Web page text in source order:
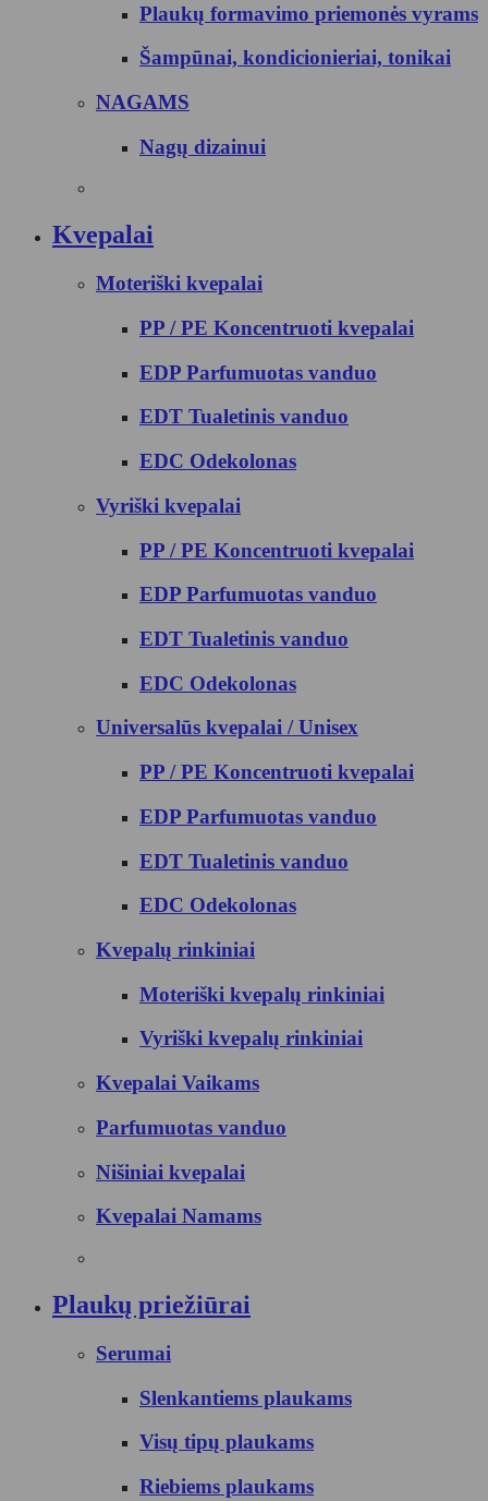
Plaukų formavimo priemonės vyrams
Šampūnai, kondicionieriai, tonikai
NAGAMS
Nagų dizainui
Kvepalai
Moteriški kvepalai
PP / PE Koncentruoti kvepalai
EDP Parfumuotas vanduo
EDT Tualetinis vanduo
EDC Odekolonas
Vyriški kvepalai
PP / PE Koncentruoti kvepalai
EDP Parfumuotas vanduo
EDT Tualetinis vanduo
EDC Odekolonas
Universalūs kvepalai / Unisex
PP / PE Koncentruoti kvepalai
EDP Parfumuotas vanduo
EDT Tualetinis vanduo
EDC Odekolonas
Kvepalų rinkiniai
Moteriški kvepalų rinkiniai
Vyriški kvepalų rinkiniai
Kvepalai Vaikams
Parfumuotas vanduo
Nišiniai kvepalai
Kvepalai Namams
Plaukų priežiūrai
Serumai
Slenkantiems plaukams
Visų tipų plaukams
Riebiems plaukams